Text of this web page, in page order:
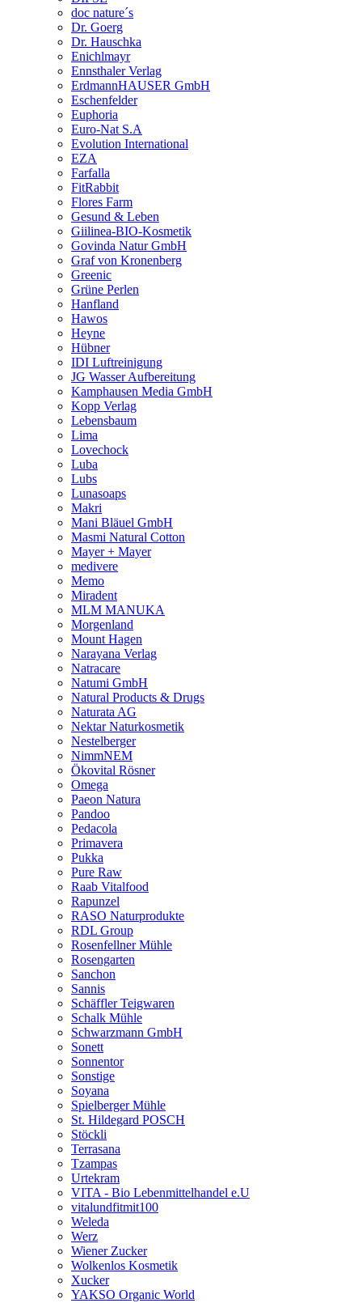
doc nature´s
Dr. Goerg
Dr. Hauschka
Enichlmayr
Ennsthaler Verlag
ErdmannHAUSER GmbH
Eschenfelder
Euphoria
Euro-Nat S.A
Evolution International
EZA
Farfalla
FitRabbit
Flores Farm
Gesund & Leben
Giilinea-BIO-Kosmetik
Govinda Natur GmbH
Graf von Kronenberg
Greenic
Grüne Perlen
Hanfland
Hawos
Heyne
Hübner
IDI Luftreinigung
JG Wasser Aufbereitung
Kamphausen Media GmbH
Kopp Verlag
Lebensbaum
Lima
Lovechock
Luba
Lubs
Lunasoaps
Makri
Mani Bläuel GmbH
Masmi Natural Cotton
Mayer + Mayer
medivere
Memo
Miradent
MLM MANUKA
Morgenland
Mount Hagen
Narayana Verlag
Natracare
Natumi GmbH
Natural Products & Drugs
Naturata AG
Nektar Naturkosmetik
Nestelberger
NimmNEM
Ökovital Rösner
Omega
Paeon Natura
Pandoo
Pedacola
Primavera
Pukka
Pure Raw
Raab Vitalfood
Rapunzel
RASO Naturprodukte
RDL Group
Rosenfellner Mühle
Rosengarten
Sanchon
Sannis
Schäffler Teigwaren
Schalk Mühle
Schwarzmann GmbH
Sonett
Sonnentor
Sonstige
Soyana
Spielberger Mühle
St. Hildegard POSCH
Stöckli
Terrasana
Tzampas
Urtekram
VITA - Bio Lebenmittelhandel e.U
vitalundfitmit100
Weleda
Werz
Wiener Zucker
Wolkenlos Kosmetik
Xucker
YAKSO Organic World